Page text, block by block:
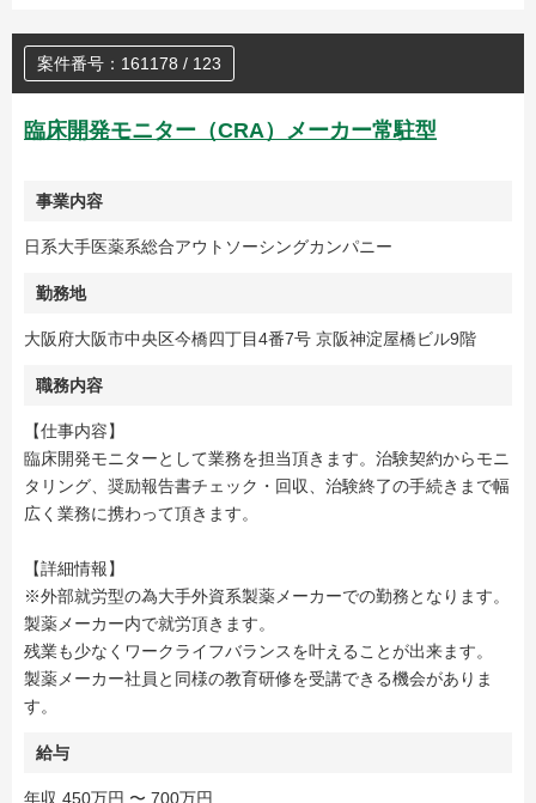
案件番号：161178 / 123
臨床開発モニター（CRA）メーカー常駐型
事業内容
日系大手医薬系総合アウトソーシングカンパニー
勤務地
大阪府大阪市中央区今橋四丁目4番7号 京阪神淀屋橋ビル9階
職務内容
【仕事内容】
臨床開発モニターとして業務を担当頂きます。治験契約からモニ
タリング、奨励報告書チェック・回収、治験終了の手続きまで幅
広く業務に携わって頂きます。
【詳細情報】
※外部就労型の為大手外資系製薬メーカーでの勤務となります。
製薬メーカー内で就労頂きます。
残業も少なくワークライフバランスを叶えることが出来ます。
製薬メーカー社員と同様の教育研修を受講できる機会がありま
す。
給与
年収 450万円 〜 700万円